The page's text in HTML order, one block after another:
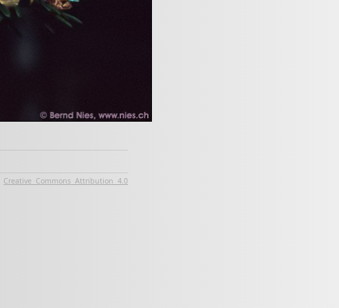
Creative Commons Attribution 4.0